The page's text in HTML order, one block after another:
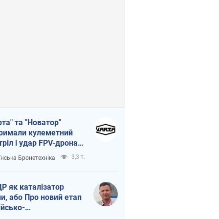
та "Новатор"
кулеметний
і удар FPV-дрона,
життя
ЗСУ
Бронетехніка 3,3 т.
як каталізатор
або Про новий етап